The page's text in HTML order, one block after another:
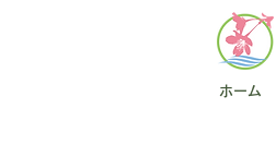
ホーム